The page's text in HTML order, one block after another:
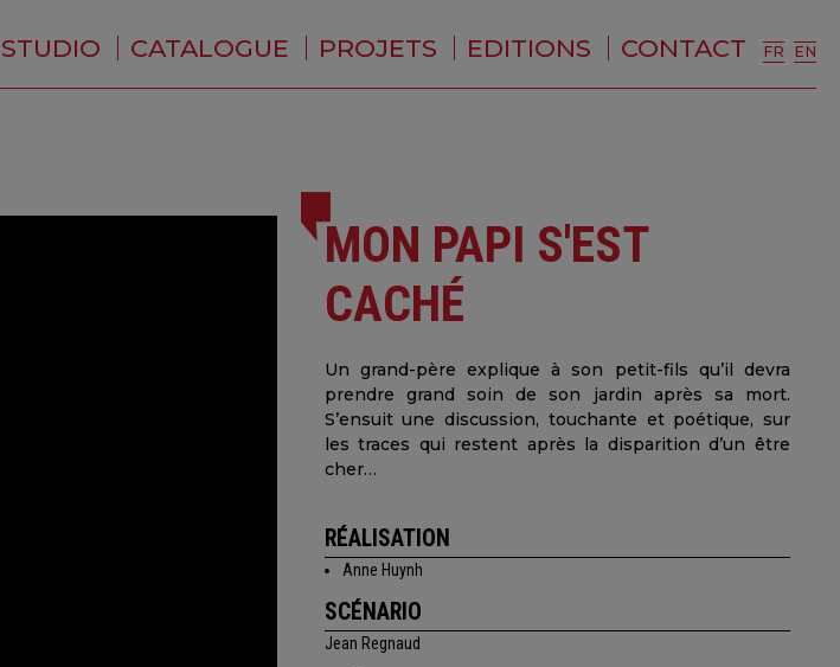
STUDIO
QUI SOMMES-NOUS ?
CATALOGUE PROJETS EDITIONS CONTACT FR EN
MON PAPI S'EST
CACHÉ
Un grand-père explique à son petit-fils qu’il devra
prendre grand soin de son jardin après sa mort.
S’ensuit une discussion, touchante et poétique, sur
les traces qui restent après la disparition d’un être
cher…
RÉALISATION
Anne Huynh
SCÉNARIO
Jean Regnaud